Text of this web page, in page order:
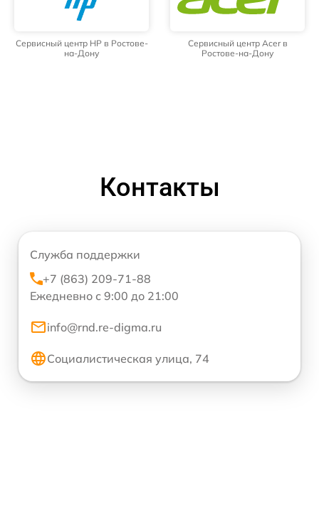
Сервисный центр HP в Ростове-
на-Дону
Сервисный центр Acer в
Ростове-на-Дону
Контакты
Служба поддержки
+7 (863) 209-71-88
Ежедневно с 9:00 до 21:00
info@rnd.re-digma.ru
Социалистическая улица, 74